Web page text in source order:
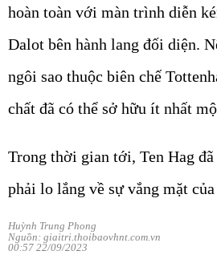
hoàn toàn với màn trình diễn
Dalot bên hành lang đối diện.
ngôi sao thuộc biên chế
chất đã có thể sở hữu ít nhất
Trong thời gian tới, Ten Hag
phải lo lắng về sự vắng mặt
Huỳnh Trung Phong
Nguồn: giaitri.thoibaovhnt.com.vn
00:57 22/09/2023